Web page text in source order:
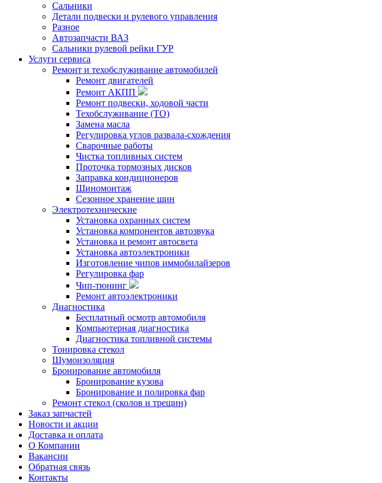
Сальники
Детали подвески и рулевого управления
Разное
Автозапчасти ВАЗ
Сальники рулевой рейки ГУР
Услуги сервиса
Ремонт и техобслуживание автомобилей
Ремонт двигателей
Ремонт АКПП
Ремонт подвески, ходовой части
Техобслуживание (ТО)
Замена масла
Регулировка углов развала-схождения
Сварочные работы
Чистка топливных систем
Проточка тормозных дисков
Заправка кондиционеров
Шиномонтаж
Сезонное хранение шин
Электротехнические
Установка охранных систем
Установка компонентов автозвука
Установка и ремонт автосвета
Установка автоэлектроники
Изготовление чипов иммобилайзеров
Регулировка фар
Чип-тюнинг
Ремонт автоэлектроники
Диагностика
Бесплатный осмотр автомобиля
Компьютерная диагностика
Диагностика топливной системы
Тонировка стекол
Шумоизоляция
Бронирование автомобиля
Бронирование кузова
Бронирование и полировка фар
Ремонт стекол (сколов и трещин)
Заказ запчастей
Новости и акции
Доставка и оплата
О Компании
Вакансии
Обратная связь
Контакты